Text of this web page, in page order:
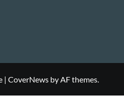
| CoverNews by AF themes.